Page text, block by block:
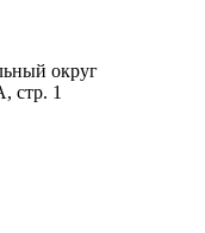
округ
стр. 1